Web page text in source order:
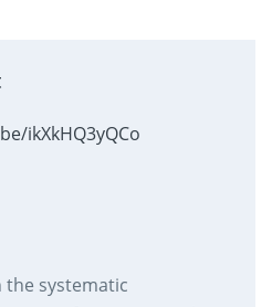
ikXkHQ3yQCo
the systematic